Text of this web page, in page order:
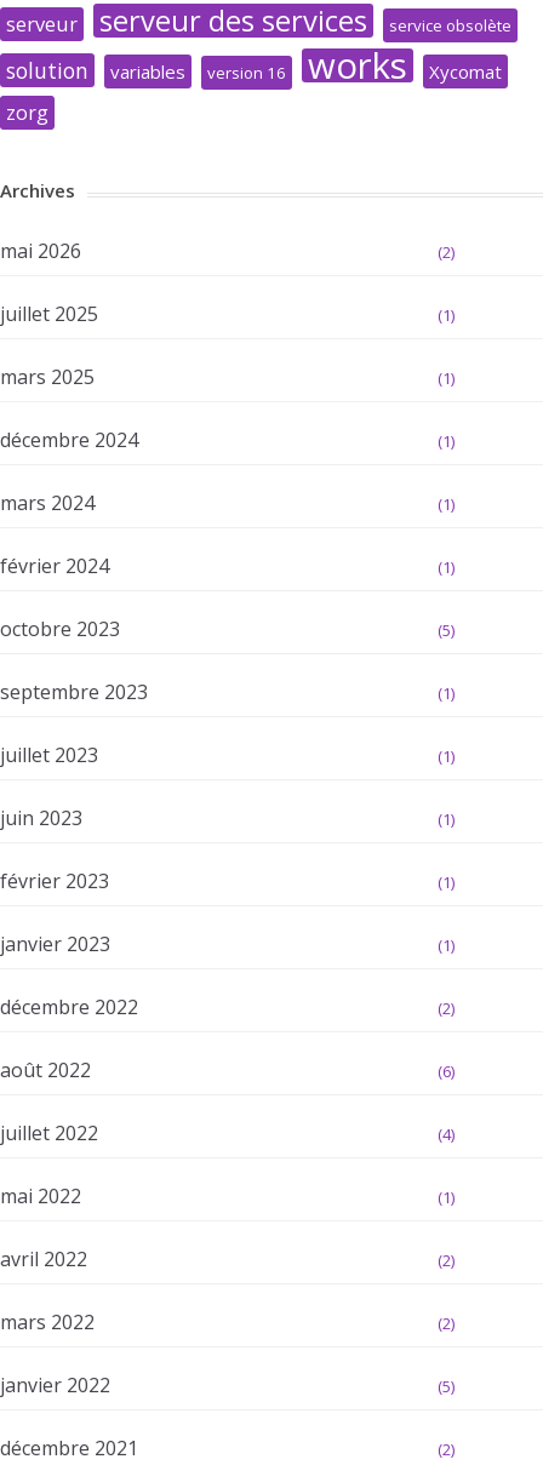
serveur serveur des services service obsolète
solution variables version 16 works Xycomat
zorg
Archives
mai 2026 (2)
juillet 2025 (1)
mars 2025 (1)
décembre 2024 (1)
mars 2024 (1)
février 2024 (1)
octobre 2023 (5)
septembre 2023 (1)
juillet 2023 (1)
juin 2023 (1)
février 2023 (1)
janvier 2023 (1)
décembre 2022 (2)
août 2022 (6)
juillet 2022 (4)
mai 2022 (1)
avril 2022 (2)
mars 2022 (2)
janvier 2022 (5)
décembre 2021 (2)